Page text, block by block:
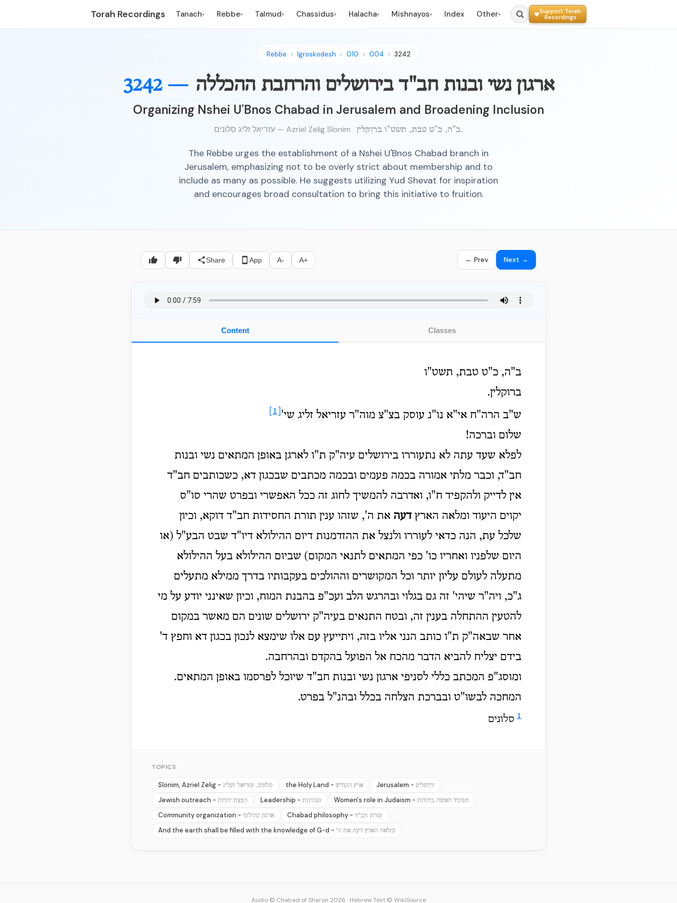
Torah Recordings Tanach▾ Rebbe▾ Talmud▾ Chassidus▾ Halacha▾ Mishnayos▾ Index Other▾
Support Torah
Recordings
Rebbe Igroskodesh 010 004 3242
3242 — ארגון נשי ובנות חב"ד בירושלים והרחבת ההכללה
Organizing Nshei U'Bnos Chabad in Jerusalem and Broadening Inclusion
עזריאל זליג סלונים — Azriel Zelig Slonim ב"ה, כ"ט טבת, תשט"ו ברוקלין.
The Rebbe urges the establishment of a Nshei U'Bnos Chabad branch in
Jerusalem, emphasizing not to be overly strict about membership and to
include as many as possible. He suggests utilizing Yud Shevat for inspiration
and encourages broad consultation to bring this initiative to fruition.
Share App A- A+ ← Prev Next →
Content Classes
ב"ה, כ"ט טבת, תשט"ו
ברוקלין.
ש"ב הרה"ח אי"א נו"נ עוסק בצ"צ מוה"ר עזריאל זליג שי'
שלום וברכה!
לפלא שעד עתה לא נתעוררו בירושלים עיה"ק ת"ו לארגן באופן המתאים נשי ובנות
חב"ד, וכבר מלתי אמורה בכמה פעמים ובכמה מכתבים שבכגון דא, כשכותבים חב"ד
אין לדייק ולהקפיד ח"ו, ואדרבה להמשיך לחוג זה ככל האפשרי ובפרט שהרי סו"ס
יקוים היעוד ומלאה הארץדעה את ה', שזהו ענין תורת החסידות חב"ד דוקא, וכיון
שלכל עת, הנה כדאי לעוררו ולנצל את ההזדמנות דיום ההילולא דיו"ד שבט הבע"ל (או
היום שלפניו ואחריו כו' כפי המתאים לתנאי המקום) שביום ההילולא בעל ההילולא
מתעלה לעולם עליון יותר וכל המקושרים וההולכים בעקבותיו בדרך ממילא מתעלים
ג"כ, ויה"ר שיהי' זה גם בגלוי ובהרגש הלב ועכ"פ בהבנת המוח, וכיון שאינני יודע על מי
להטעין ההתחלה בענין זה, ובטח התנאים בעיה"ק ירושלים שונים הם מאשר במקום
אחר שבאה"ק ת"ו כותב הנני אליו בזה, ויתייעץ עם אלו שימצא לנכון בכגון דא וחפץ ד'
בידם יצליח להביא הדבר מהכח אל הפועל בהקדם ובהרחבה.
ומוסג"פ המכתב כללי לסניפי ארגון נשי ובנות חב"ד שיוכל לפרסמו באופן המתאים.
המחכה לבשו"ט ובברכת הצלחה בכלל ובהנ"ל בפרט.
1 סלונים
TOPICS
Slonim, Azriel Zelig - סלונים, עזריאל זעליג the Holy Land - ארץ הקודש Jerusalem - ירושלים
Jewish outreach - הפצת יהדות Leadership - מנהיגות Women's role in Judaism - תפקיד האשה ביהדות
Community organization - ארגון קהילתי Chabad philosophy - תורת חב"ד
And the earth shall be filled with the knowledge of G-d - ומלאה הארץ דעה את ה'
Audio © Chabad of Sharon 2026 · Hebrew Text © WikiSource